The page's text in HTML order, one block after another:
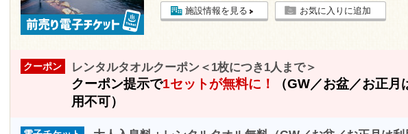
施設情報を見る お気に入りに追加
クーポン レンタルタオルクーポン＜1枚につき1人まで＞
クーポン提示で1セットが無料に！
（GW／お盆／お正月
用不可）